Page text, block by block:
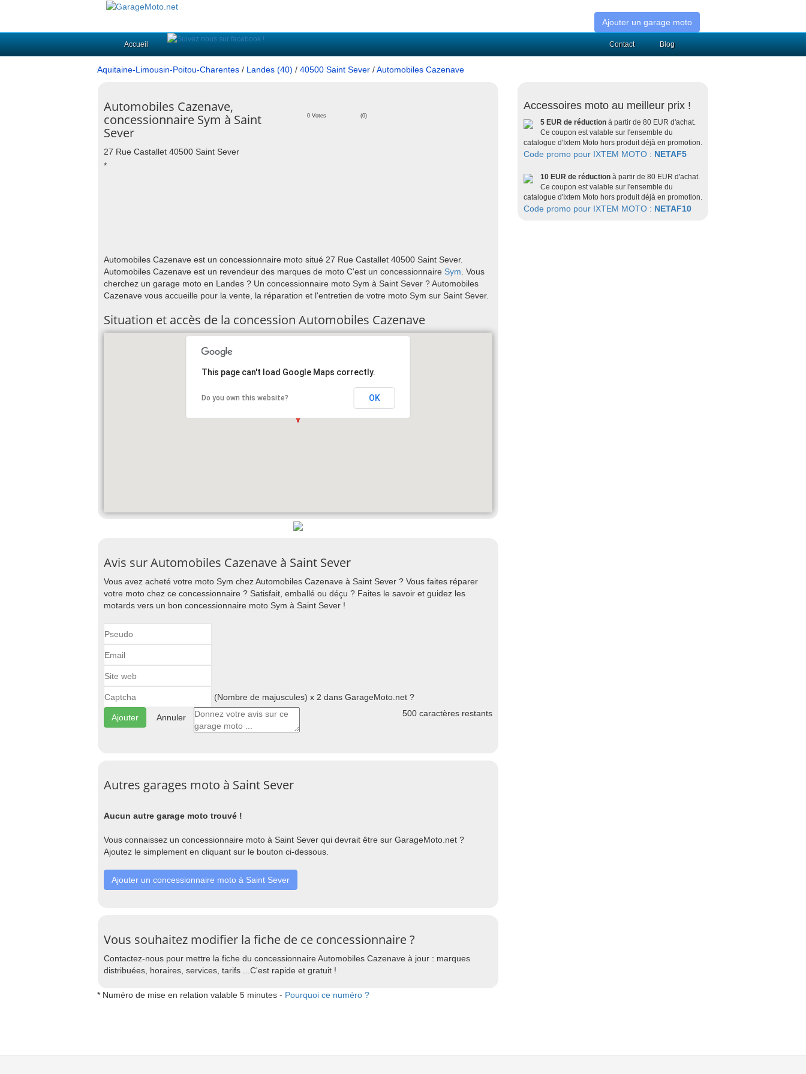
Ajouter un garage moto
Accueil Blog
Contact
Aquitaine-Limousin-Poitou-Charentes / Landes (40) / 40500 Saint Sever /Automobiles Cazenave
Automobiles Cazenave,
concessionnaire Sym à Saint
Sever
0 Votes (0)
27 Rue Castallet 40500 Saint Sever
*
Automobiles Cazenave est un concessionnaire moto situé 27 Rue Castallet 40500 Saint Sever.
Automobiles Cazenave est un revendeur des marques de moto C'est un concessionnaire Sym . Vous
cherchez un garage moto en Landes ? Un concessionnaire moto Sym à Saint Sever ? Automobiles
Cazenave vous accueille pour la vente, la réparation et l'entretien de votre moto Sym sur Saint Sever.
Situation et accès de la concession Automobiles Cazenave
This page can't load Google Maps correctly.
Do you own this website? OK
Avis sur Automobiles Cazenave à Saint Sever
Vous avez acheté votre moto Sym chez Automobiles Cazenave à Saint Sever ? Vous faites réparer
votre moto chez ce concessionnaire ? Satisfait, emballé ou déçu ? Faites le savoir et guidez les
motards vers un bon concessionnaire moto Sym à Saint Sever !
(Nombre de majuscules) x 2 dans GarageMoto.net ?
Annuler 500 caractères restants
Autres garages moto à Saint Sever
Aucun autre garage moto trouvé !
Vous connaissez un concessionnaire moto à Saint Sever qui devrait être sur GarageMoto.net ?
Ajoutez le simplement en cliquant sur le bouton ci-dessous.
Ajouter un concessionnaire moto à Saint Sever
Vous souhaitez modifier la fiche de ce concessionnaire ?
Contactez-nous pour mettre la fiche du concessionnaire Automobiles Cazenave à jour : marques
distribuées, horaires, services, tarifs ...C'est rapide et gratuit !
* Numéro de mise en relation valable 5 minutes - Pourquoi ce numéro ?
Accessoires moto au meilleur prix !
5 EUR de réduction à partir de 80 EUR d'achat.
Ce coupon est valable sur l'ensemble du
catalogue d'Ixtem Moto hors produit déjà en promotion.
Code promo pour IXTEM MOTO : NETAF5
10 EUR de réduction à partir de 80 EUR d'achat.
Ce coupon est valable sur l'ensemble du
catalogue d'Ixtem Moto hors produit déjà en promotion.
Code promo pour IXTEM MOTO : NETAF10